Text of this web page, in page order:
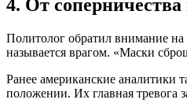
4. От
Политолог обратил внимание
называется врагом. «Маски
Ранее американские аналитики
положении. Их главная тревога